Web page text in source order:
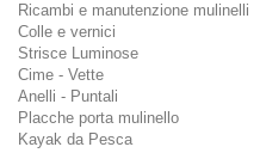
Ricambi e manutenzione mulinelli
Colle e vernici
Strisce Luminose
Cime - Vette
Anelli - Puntali
Placche porta mulinello
Kayak da Pesca